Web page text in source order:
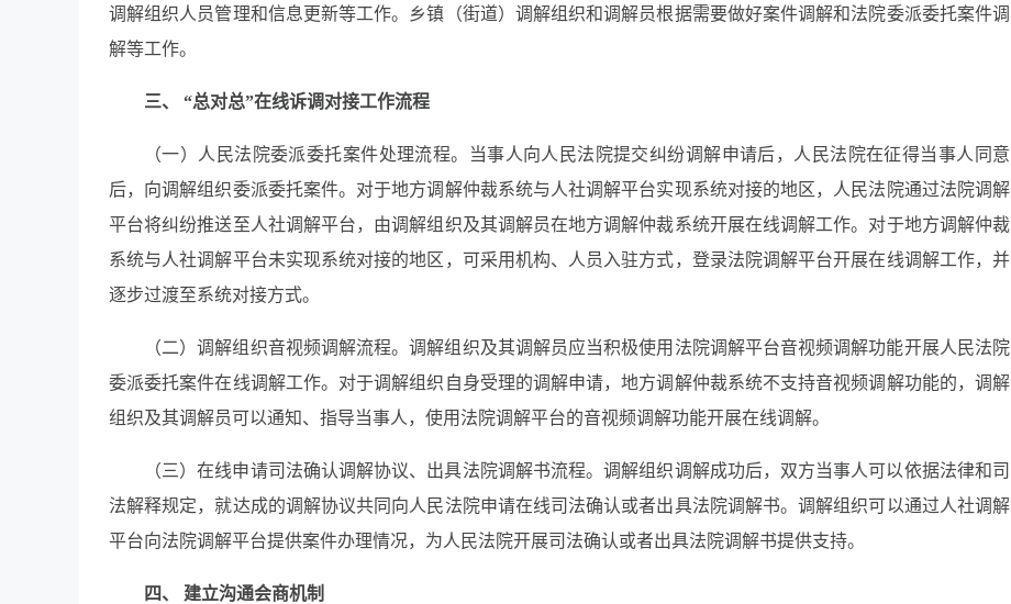
调解组织人员管理和信息更新等工作。乡镇（街道）调解组织和调解员根据需要做好案件调解和法院委派委托案件调
解等工作。
三、 “总对总”在线诉调对接工作流程
（一）人民法院委派委托案件处理流程。当事人向人民法院提交纠纷调解申请后，人民法院在征得当事人同意
后，向调解组织委派委托案件。对于地方调解仲裁系统与人社调解平台实现系统对接的地区，人民法院通过法院调解
平台将纠纷推送至人社调解平台，由调解组织及其调解员在地方调解仲裁系统开展在线调解工作。对于地方调解仲裁
系统与人社调解平台未实现系统对接的地区，可采用机构、人员入驻方式，登录法院调解平台开展在线调解工作，并
逐步过渡至系统对接方式。
（二）调解组织音视频调解流程。调解组织及其调解员应当积极使用法院调解平台音视频调解功能开展人民法院
委派委托案件在线调解工作。对于调解组织自身受理的调解申请，地方调解仲裁系统不支持音视频调解功能的，调解
组织及其调解员可以通知、指导当事人，使用法院调解平台的音视频调解功能开展在线调解。
（三）在线申请司法确认调解协议、出具法院调解书流程。调解组织调解成功后，双方当事人可以依据法律和司
法解释规定，就达成的调解协议共同向人民法院申请在线司法确认或者出具法院调解书。调解组织可以通过人社调解
平台向法院调解平台提供案件办理情况，为人民法院开展司法确认或者出具法院调解书提供支持。
四、 建立沟通会商机制